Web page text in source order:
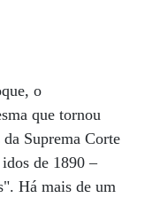
o
que tornou
Suprema Corte
de 1890 –
Há mais de um